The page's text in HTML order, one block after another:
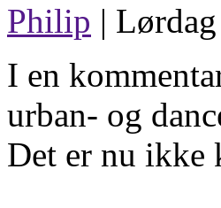
Philip |
I en
urban- og
Det er nu ikke